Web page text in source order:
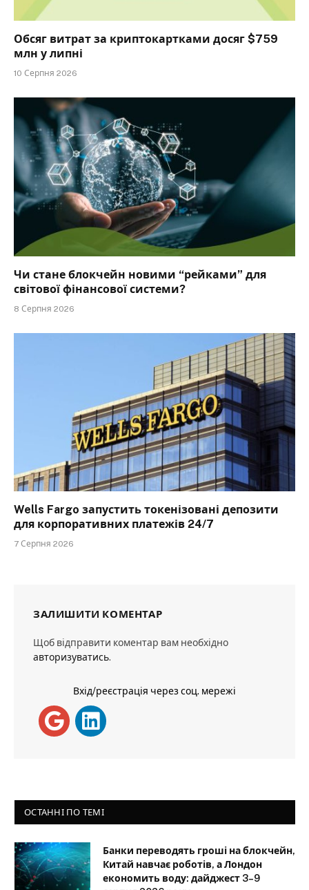
Обсяг витрат за криптокартками досяг $759
млн у липні
10 Серпня 2026
Чи стане блокчейн новими “рейками” для
світової фінансової системи?
8 Серпня 2026
Wells Fargo запустить токенізовані депозити
для корпоративних платежів 24/7
7 Серпня 2026
ЗАЛИШИТИ КОМЕНТАР
Щоб відправити коментар вам необхідно
авторизуватись.
Вхід/реєстрація через соц. мережі
ОСТАННІ ПО ТЕМІ
Банки переводять гроші на блокчейн,
Китай навчає роботів, а Лондон
економить воду: дайджест 3–9